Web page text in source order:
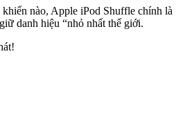
nào, Apple iPod Shuffle chính là
danh hiệu “nhỏ nhất thế giới.